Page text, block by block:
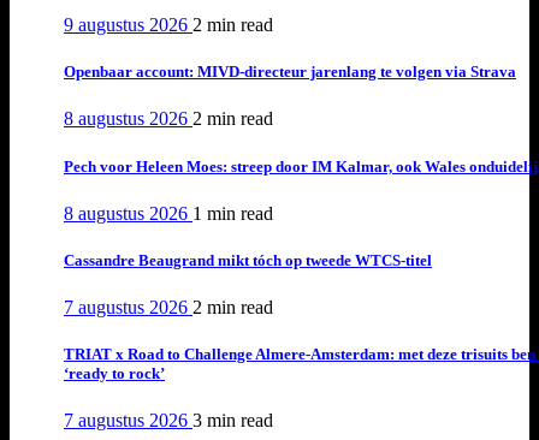
9 augustus 2026 2 min read
Openbaar account: MIVD-directeur jarenlang te volgen via Strava
8 augustus 2026 2 min read
Pech voor Heleen Moes: streep door IM Kalmar, ook Wales
8 augustus 2026 1 min read
Cassandre Beaugrand mikt tóch op tweede WTCS-titel
7 augustus 2026 2 min read
TRIAT x Road to Challenge Almere-Amsterdam: met deze trisuits ben
‘ready to rock’
7 augustus 2026 3 min read